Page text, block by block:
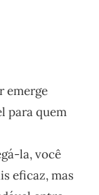
emerge
para quem
la, você
eficaz, mas